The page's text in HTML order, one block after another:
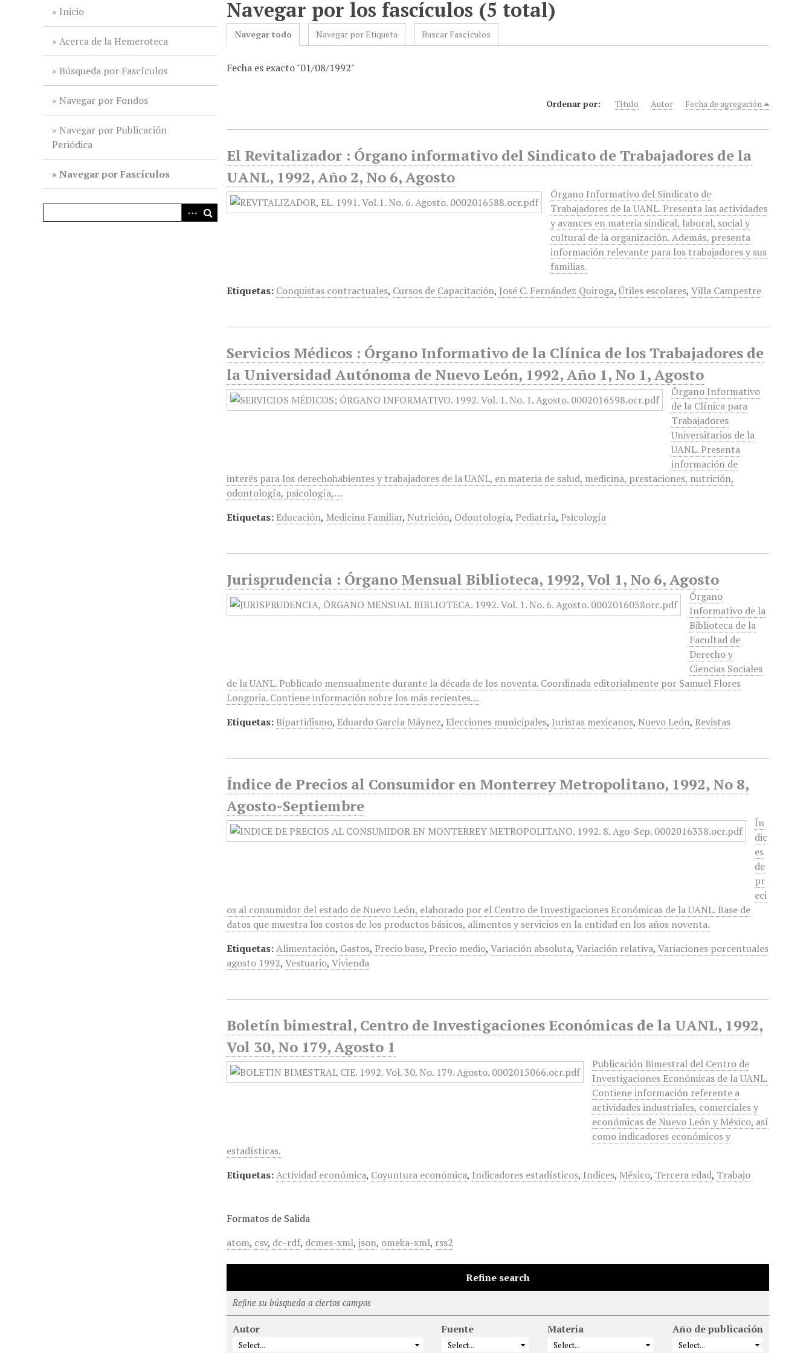
Inicio
Acerca de la Hemeroteca
Búsqueda por Fascículos
Navegar por Fondos
Navegar por Publicación
Periódica
Navegar por Fascículos
Navegar por los fascículos (5 total)
Navegar todo Navegar por Etiqueta Buscar Fascículos
Fecha es exacto "01/08/1992"
Ordenar por: Título Autor Fecha de agregación
El Revitalizador : Órgano informativo del Sindicato de Trabajadores de la
UANL, 1992, Año 2, No 6, Agosto
Órgano Informativo del Sindicato de
Trabajadores de la UANL. Presenta las actividades
y avances en materia sindical, laboral, social y
cultural de la organización. Además, presenta
información relevante para los trabajadores y sus
familias.
Etiquetas: Conquistas contractuales, Cursos de Capacitación, José C. Fernández Quiroga,Útiles escolares,Villa Campestre
Servicios Médicos : Órgano Informativo de la Clínica de los Trabajadores de
la Universidad Autónoma de Nuevo León, 1992, Año 1, No 1, Agosto
Órgano Informativo
de la Clínica para
Trabajadores
Universitarios de la
UANL. Presenta
información de
interés para los derechohabientes y trabajadores de la UANL, en materia de salud, medicina, prestaciones, nutrición,
odontología, psicología,…
Etiquetas: Educación, Medicina Familiar, Nutrición, Odontología, Pediatría, Psicología
Jurisprudencia : Órgano Mensual Biblioteca, 1992, Vol 1, No 6, Agosto
Órgano
Informativo de la
Biblioteca de la
Facultad de
Derecho y
Ciencias Sociales
de la UANL. Publicado mensualmente durante la década de los noventa. Coordinada editorialmente por Samuel Flores
Longoria. Contiene información sobre los más recientes…
Etiquetas: Bipartidismo, Eduardo García Máynez, Elecciones municipales, Juristas mexicanos, Nuevo León, Revistas
Índice de Precios al Consumidor en Monterrey Metropolitano, 1992, No 8,
Agosto-Septiembre
Ín
dic
es
de
pr
eci
os al consumidor del estado de Nuevo León, elaborado por el Centro de Investigaciones Económicas de la UANL. Base de
datos que muestra los costos de los productos básicos, alimentos y servicios en la entidad en los años noventa.
Etiquetas:Alimentación, Gastos, Precio base, Precio medio,Variación absoluta,Variación relativa,Variaciones porcentuales
agosto 1992,Vestuario,Vivienda
Boletín bimestral, Centro de Investigaciones Económicas de la UANL, 1992,
Vol 30, No 179, Agosto 1
Publicación Bimestral del Centro de
Investigaciones Económicas de la UANL.
Contiene información referente a
actividades industriales, comerciales y
económicas de Nuevo León y México, así
como indicadores económicos y
estadísticas.
Etiquetas:Actividad económica, Coyuntura económica, Indicadores estadísticos, Indices, México, Tercera edad, Trabajo
Formatos de Salida
atom, csv, dc-rdf, dcmes-xml,json, omeka-xml, rss2
Refine search
Refine su búsqueda a ciertos campos
Autor Fuente Materia Año de publicación